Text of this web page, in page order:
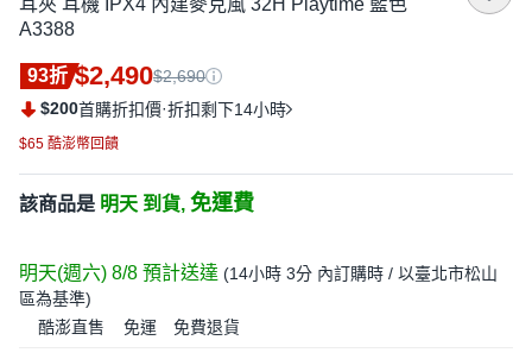
耳夾 耳機 IPX4 內建麥克風 32H Playtime 藍色
A3388
93折 $2,490$2,690
$200首購折扣價·折扣剩下14小時
$65 酷澎幣回饋
該商品是 明天 到貨, 免運費
明天(週六) 8/8 預計送達 (14小時 3分 內訂購時 / 以臺北市松山
區為基準)
酷澎直售 免運 免費退貨